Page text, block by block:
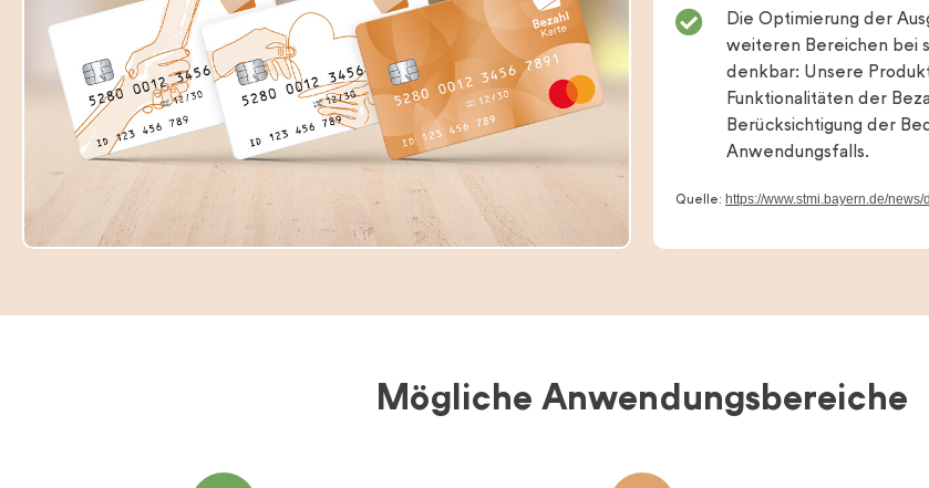
Die Optimierung der
weiteren Bereichen bei
denkbar: Unsere
Funktionalitäten der
Berücksichtigung der
Anwendungsfalls.
Quelle: https://www.stmi.bayern.de/
Mögliche Anwendungsbereiche